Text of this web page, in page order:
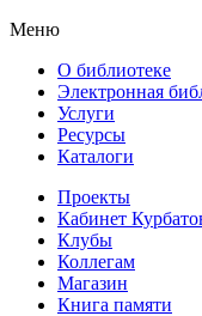
Меню
О библиотеке
Электронная
Услуги
Ресурсы
Каталоги
Проекты
Кабинет
Клубы
Коллегам
Магазин
Книга памяти